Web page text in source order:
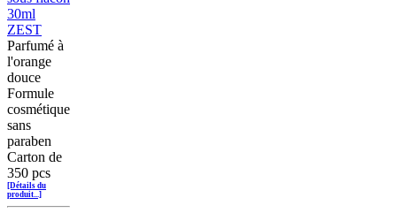
Parfumé à
l'orange
douce
Formule
cosmétique
sans
paraben
Carton de
350 pcs
[Détails du
produit...]